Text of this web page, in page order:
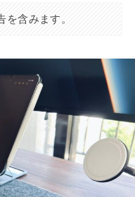
含みます。